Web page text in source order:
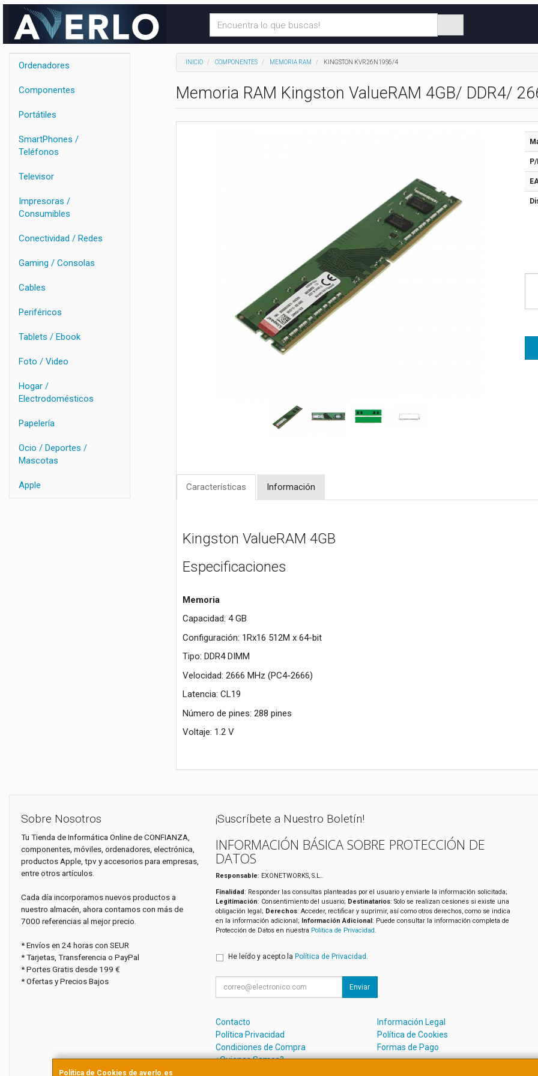
Ordenadores
Componentes
Portátiles
SmartPhones /
Teléfonos
Televisor
Impresoras /
Consumibles
Conectividad / Redes
Gaming / Consolas
Cables
Periféricos
Tablets / Ebook
Foto / Video
Hogar /
Electrodomésticos
Papelería
Ocio / Deportes /
Mascotas
Apple
INICIO COMPONENTES MEMORIA RAM KINGSTON KVR26N19S6/4
Memoria RAM Kingston ValueRAM 4GB/ DDR4/
Características Información
Kingston ValueRAM 4GB
Especificaciones
Memoria
Capacidad: 4 GB
Configuración: 1Rx16 512M x 64-bit
Tipo: DDR4 DIMM
Velocidad: 2666 MHz (PC4-2666)
Latencia: CL19
Número de pines: 288 pines
Voltaje: 1.2 V
Política de Cookies de averlo.es
Sobre Nosotros
Tu Tienda de Informática Online de CONFIANZA,
componentes, móviles, ordenadores, electrónica,
productos Apple, tpv y accesorios para empresas,
entre otros artículos.
Cada día incorporamos nuevos productos a
nuestro almacén, ahora contamos con más de
7000 referencias al mejor precio.
* Envíos en 24 horas con SEUR
* Tarjetas, Transferencia o PayPal
* Portes Gratis desde 199 €
* Ofertas y Precios Bajos
¡Suscríbete a Nuestro Boletín!
INFORMACIÓN BÁSICA SOBRE PROTECCIÓN DE
DATOS
Responsable: EXONETWORKS, S.L..
Finalidad: Responder las consultas planteadas por el usuario y enviarle la información solicitada;
Legitimación: Consentimiento del usuario; Destinatarios: Solo se realizan cesiones si existe una
obligación legal; Derechos: Acceder, rectificar y suprimir, así como otros derechos, como se indica
en la información adicional; Información Adicional: Puede consultar la información completa de
Protección de Datos en nuestra Política de Privacidad.
He leído y acepto la Política de Privacidad .
Enviar
Contacto
Información Legal
Política Privacidad
Política de Cookies
Condiciones de Compra
Formas de Pago
¿Quienes Somos?